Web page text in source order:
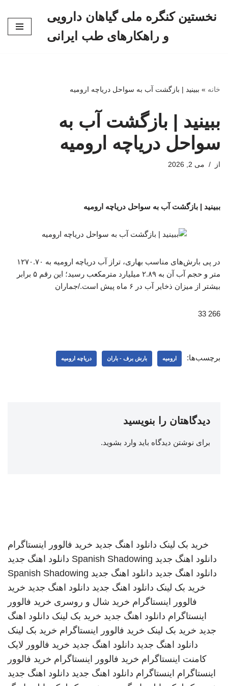
نخستین کنگره ملی گیاهان دارویی
و راهکارهای طب ایرانی
خانه » ببینید | بازگشت آب به سواحل دریاچه ارومیه
ببینید | بازگشت آب به
سواحل دریاچه ارومیه
از می 2, 2026
ببینید | بازگشت آب به سواحل دریاچه ارومیه
در پی بارش‌های مناسب بهاری،‌ تراز آب دریاچه ارومیه به ۱۲۷۰.۷۰
متر و حجم آب آن به ۲.۸۹ میلیارد مترمکعب رسید؛ این رقم ۵ برابر
بیشتر از میزان ذخایر آب در ۶ ماه پیش است./جماران
266 33
برچسب‌ها: ارومیه بارش برف - باران دریاچه ارومیه
دیدگاهتان را بنویسید
برای نوشتن دیدگاه باید وارد بشوید.
خرید بک لینک دانلود اهنگ جدید خرید فالوور اینستاگرام
دانلود اهنگ جدید Spanish Shadowing دانلود اهنگ جدید
دانلود اهنگ جدید دانلود اهنگ جدید Spanish Shadowing
خرید بک لینک دانلود اهنگ جدید دانلود اهنگ جدید خرید
فالوور اینستاگرام خرید شال و روسری خرید فالوور
اینستاگرام دانلود اهنگ جدید خرید بک لینک دانلود اهنگ
جدید خرید بک لینک خرید فالوور اینستاگرام خرید بک لینک
دانلود اهنگ جدید دانلود اهنگ جدید خرید فالوور لایک
کامنت اینستاگرام خرید فالوور اینستاگرام خرید فالوور
اینستاگرام اینستاگرام دانلود اهنگ جدید دانلود اهنگ جدید